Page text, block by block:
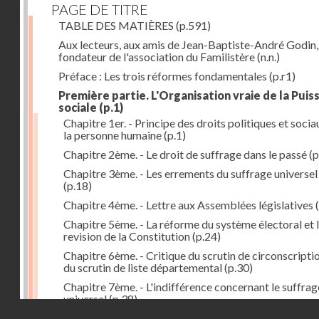
PAGE DE TITRE
TABLE DES MATIÈRES (p.591)
Aux lecteurs, aux amis de Jean-Baptiste-André
fondateur de l'association du Familistère(n.n.)
Préface : Les trois réformes fondamentales (p.r1)
Première partie. L'Organisation vraie de la
sociale (p.1)
Chapitre 1er. - Principe des droits politiques et
la personne humaine(p.1)
Chapitre 2ème. - Le droit de suffrage dans le passé
Chapitre 3ème. - Les errements du suffrage universel
(p.18)
Chapitre 4ème. - Lettre aux Assemblées législatives
Chapitre 5ème. - La réforme du système électoral et
revision de la Constitution(p.24)
Chapitre 6ème. - Critique du scrutin de
du scrutin de liste départemental(p.30)
Chapitre 7ème. - L'indifférence concernant le
universel(p.38)